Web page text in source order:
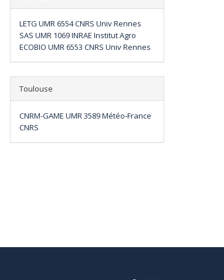
LETG UMR 6554 CNRS Univ Rennes
SAS UMR 1069 INRAE Institut Agro
ECOBIO UMR 6553 CNRS Univ Rennes
Toulouse
CNRM-GAME UMR 3589 Météo-France
CNRS